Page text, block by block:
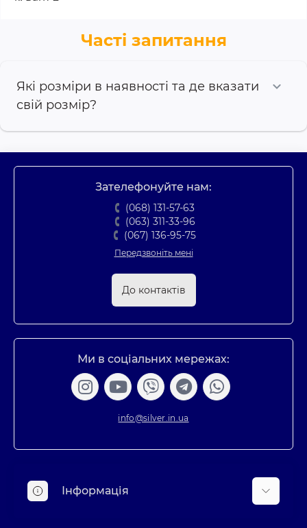
Часті запитання
Які розміри в наявності та де вказати
свій розмір?
Зателефонуйте нам:
(068) 131-57-63
(063) 311-33-96
(067) 136-95-75
Передзвоніть мені
До контактів
Ми в соціальних мережах:
info@silver.in.ua
Інформація